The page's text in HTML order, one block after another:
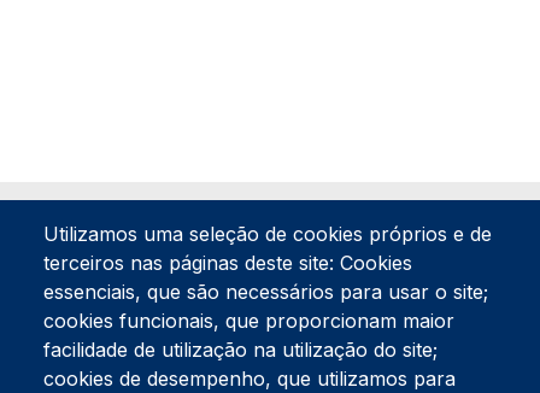
Tel:234 390 100Fax:234 390 100
Utilizamos uma seleção de cookies próprios e de
terceiros nas páginas deste site: Cookies
essenciais, que são necessários para usar o site;
cookies funcionais, que proporcionam maior
facilidade de utilização na utilização do site;
cookies de desempenho, que utilizamos para